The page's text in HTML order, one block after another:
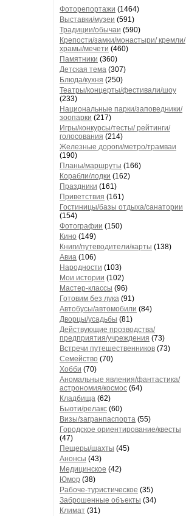
Фоторепортажи (1464)
Выставки/музеи (591)
Традиции/обычаи (590)
Крепости/замки/монастыри/ кремли/
храмы/мечети (460)
Памятники (360)
Детская тема (307)
Блюда/кухня (250)
Театры/концерты/фестивали/шоу
(233)
Национальные парки/заповедники/
зоопарки (217)
Игры/конкурсы/тесты/ рейтинги/
голосования (214)
Железные дороги/метро/трамваи
(190)
Планы/маршруты (166)
Корабли/лодки (162)
Праздники (161)
Приветствия (161)
Гостиницы/базы отдыха/санатории
(154)
Фотографии (150)
Кино (149)
Книги/путеводители/карты (138)
Авиа (106)
Народности (103)
Мои истории (102)
Мастер-классы (96)
Готовим без лука (91)
Автобусы/автомобили (84)
Дворцы/усадьбы (81)
Действующие прозводства/
предприятия/учреждения (73)
Встречи путешественников (73)
Семейство (70)
Хобби (70)
Аномальные явления/фантастика/
астрономия/космос (64)
Кладбища (62)
Бьюти/релакс (60)
Визы/загранпаспорта (55)
Городское ориентирование/квесты
(47)
Пещеры/шахты (45)
Анонсы (43)
Медицинское (42)
Юмор (38)
Рабоче-туристическое (35)
Заброшенные объекты (34)
Климат (31)